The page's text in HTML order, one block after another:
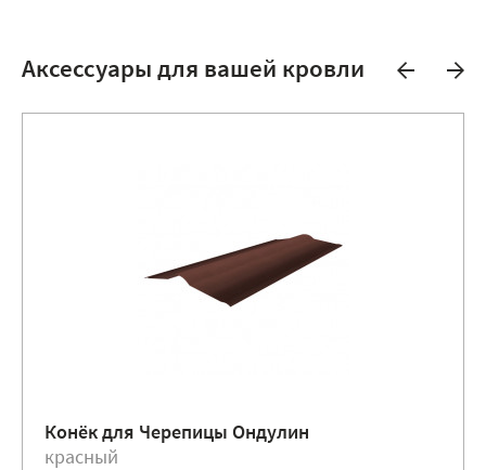
Аксессуары для вашей кровли
Конёк для Черепицы Ондулин
красный